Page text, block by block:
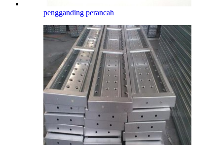
pengganding perancah